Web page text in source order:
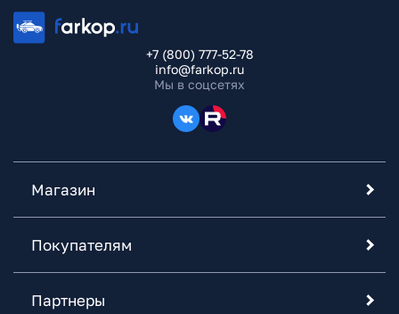
+7 (800) 777-52-78
info@farkop.ru
Мы в соцсетях
Магазин
Покупателям
Партнеры